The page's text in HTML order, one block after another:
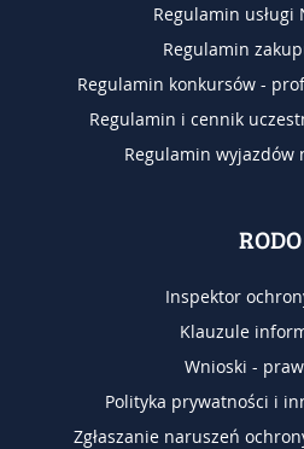
Regulamin usługi
Regulamin
Regulamin konkursów -
Regulamin i cennik
Regulamin wyjazdów
RODO
Inspektor
Klauzule
Wnioski -
Polityka prywatności i
Zgłaszanie naruszeń